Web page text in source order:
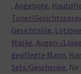
, Angebote,
Toner/Gesichtsspray
Gesichtsöle,
Maske, Augen-/
gepflegte Mann,
Sets/Geschenke, für